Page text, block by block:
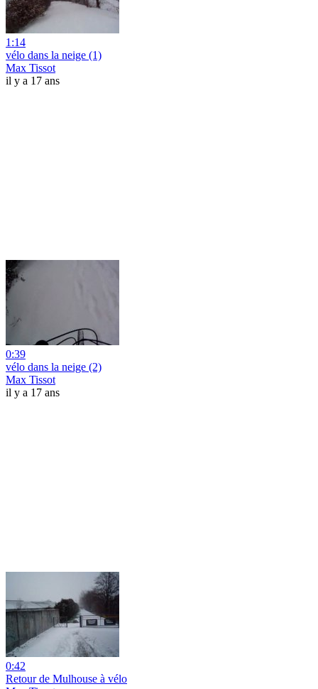
1:14
vélo dans la neige (1)
Max Tissot
il y a 17 ans
0:39
vélo dans la neige (2)
Max Tissot
il y a 17 ans
0:42
Retour de Mulhouse à vélo